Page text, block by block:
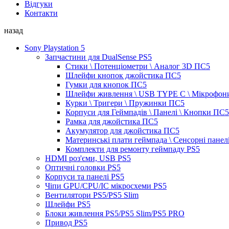
Відгуки
Контакти
назад
Sony Playstation 5
Запчастини для DualSense PS5
Стики \ Потенціометри \ Аналог 3D ПС5
Шлейфи кнопок джойстика ПС5
Гумки для кнопок ПС5
Шлейфи живлення \ USB TYPE C \
Курки \ Тригери \ Пружинки ПС5
Корпуси для Геймпадів \ Панелі \ Кнопки ПС5
Рамка для джойстика ПС5
Акумулятор для джойстика ПС5
Материнські плати геймпада \ Сенсорні
Комплекти для ремонту геймпаду PS5
HDMI роз'єми, USB PS5
Оптичні головки PS5
Корпуси та панелі PS5
Чіпи GPU/CPU/IC мікросхеми PS5
Вентилятори PS5/PS5 Slim
Шлейфи PS5
Блоки живлення PS5/PS5 Slim/PS5 PRO
Привод PS5